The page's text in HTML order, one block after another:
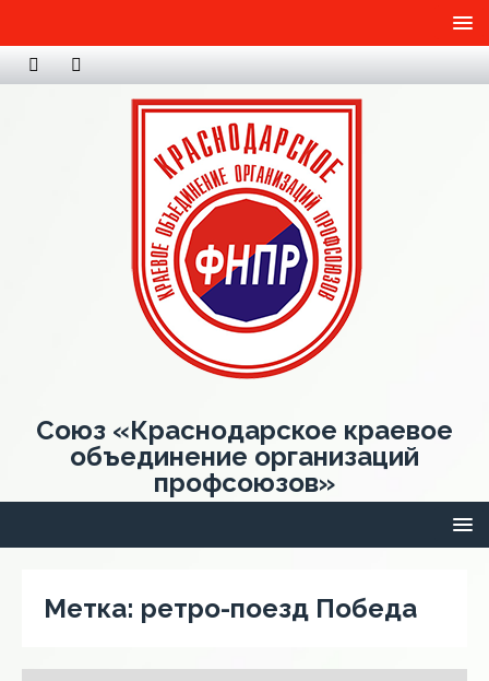
Союз «Краснодарское краевое
объединение организаций
профсоюзов»
Метка: ретро-поезд Победа